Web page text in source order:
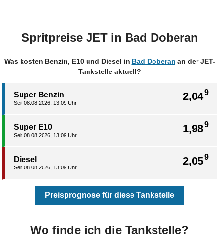
Spritpreise JET in Bad Doberan
Was kosten Benzin, E10 und Diesel in Bad Doberan an der JET-
Tankstelle aktuell?
2,049
Super Benzin
Seit 08.08.2026, 13:09 Uhr
1,989
Super E10
Seit 08.08.2026, 13:09 Uhr
2,059
Diesel
Seit 08.08.2026, 13:09 Uhr
Preisprognose für diese Tankstelle
Wo finde ich die Tankstelle?